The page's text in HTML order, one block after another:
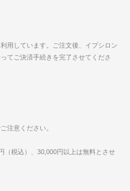
用しています。ご注文後、イプシロン
てご決済手続きを完了させてくださ
注意ください。
（税込）、30,000円以上は無料とさせ